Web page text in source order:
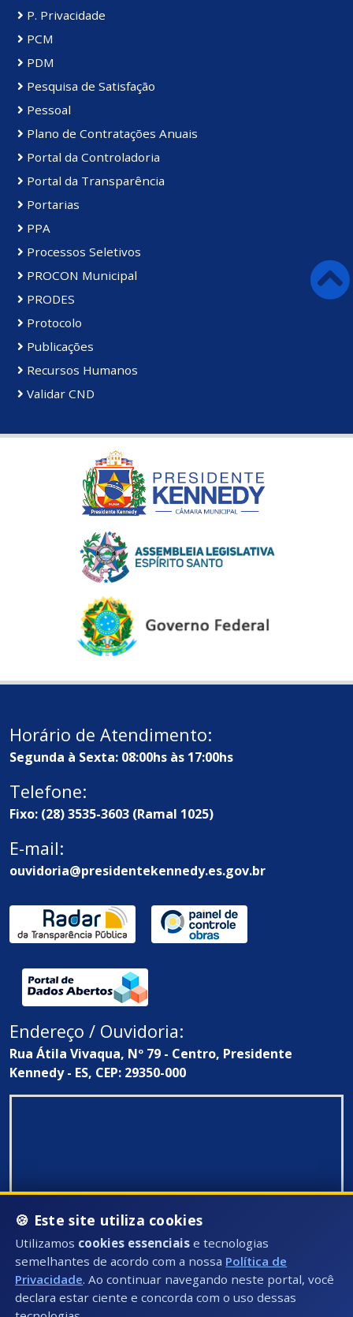
P. Privacidade
PCM
PDM
Pesquisa de Satisfação
Pessoal
Plano de Contratações Anuais
Portal da Controladoria
Portal da Transparência
Portarias
PPA
Processos Seletivos
PROCON Municipal
PRODES
Protocolo
Publicações
Recursos Humanos
Validar CND
Horário de Atendimento:
Segunda à Sexta: 08:00hs às 17:00hs
Telefone:
Fixo: (28) 3535-3603 (Ramal 1025)
E-mail:
ouvidoria@presidentekennedy.es.gov.br
Endereço / Ouvidoria:
Rua Átila Vivaqua, Nº 79 - Centro, Presidente
Kennedy - ES, CEP: 29350-000
🍪 Este site utiliza cookies
Utilizamos cookies essenciais e tecnologias
semelhantes de acordo com a nossa Política de
Privacidade. Ao continuar navegando neste portal, você
declara estar ciente e concorda com o uso dessas